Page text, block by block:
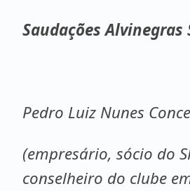
Saudações
Pedro Luiz Nunes
(empresário, sócio do
conselheiro do clube